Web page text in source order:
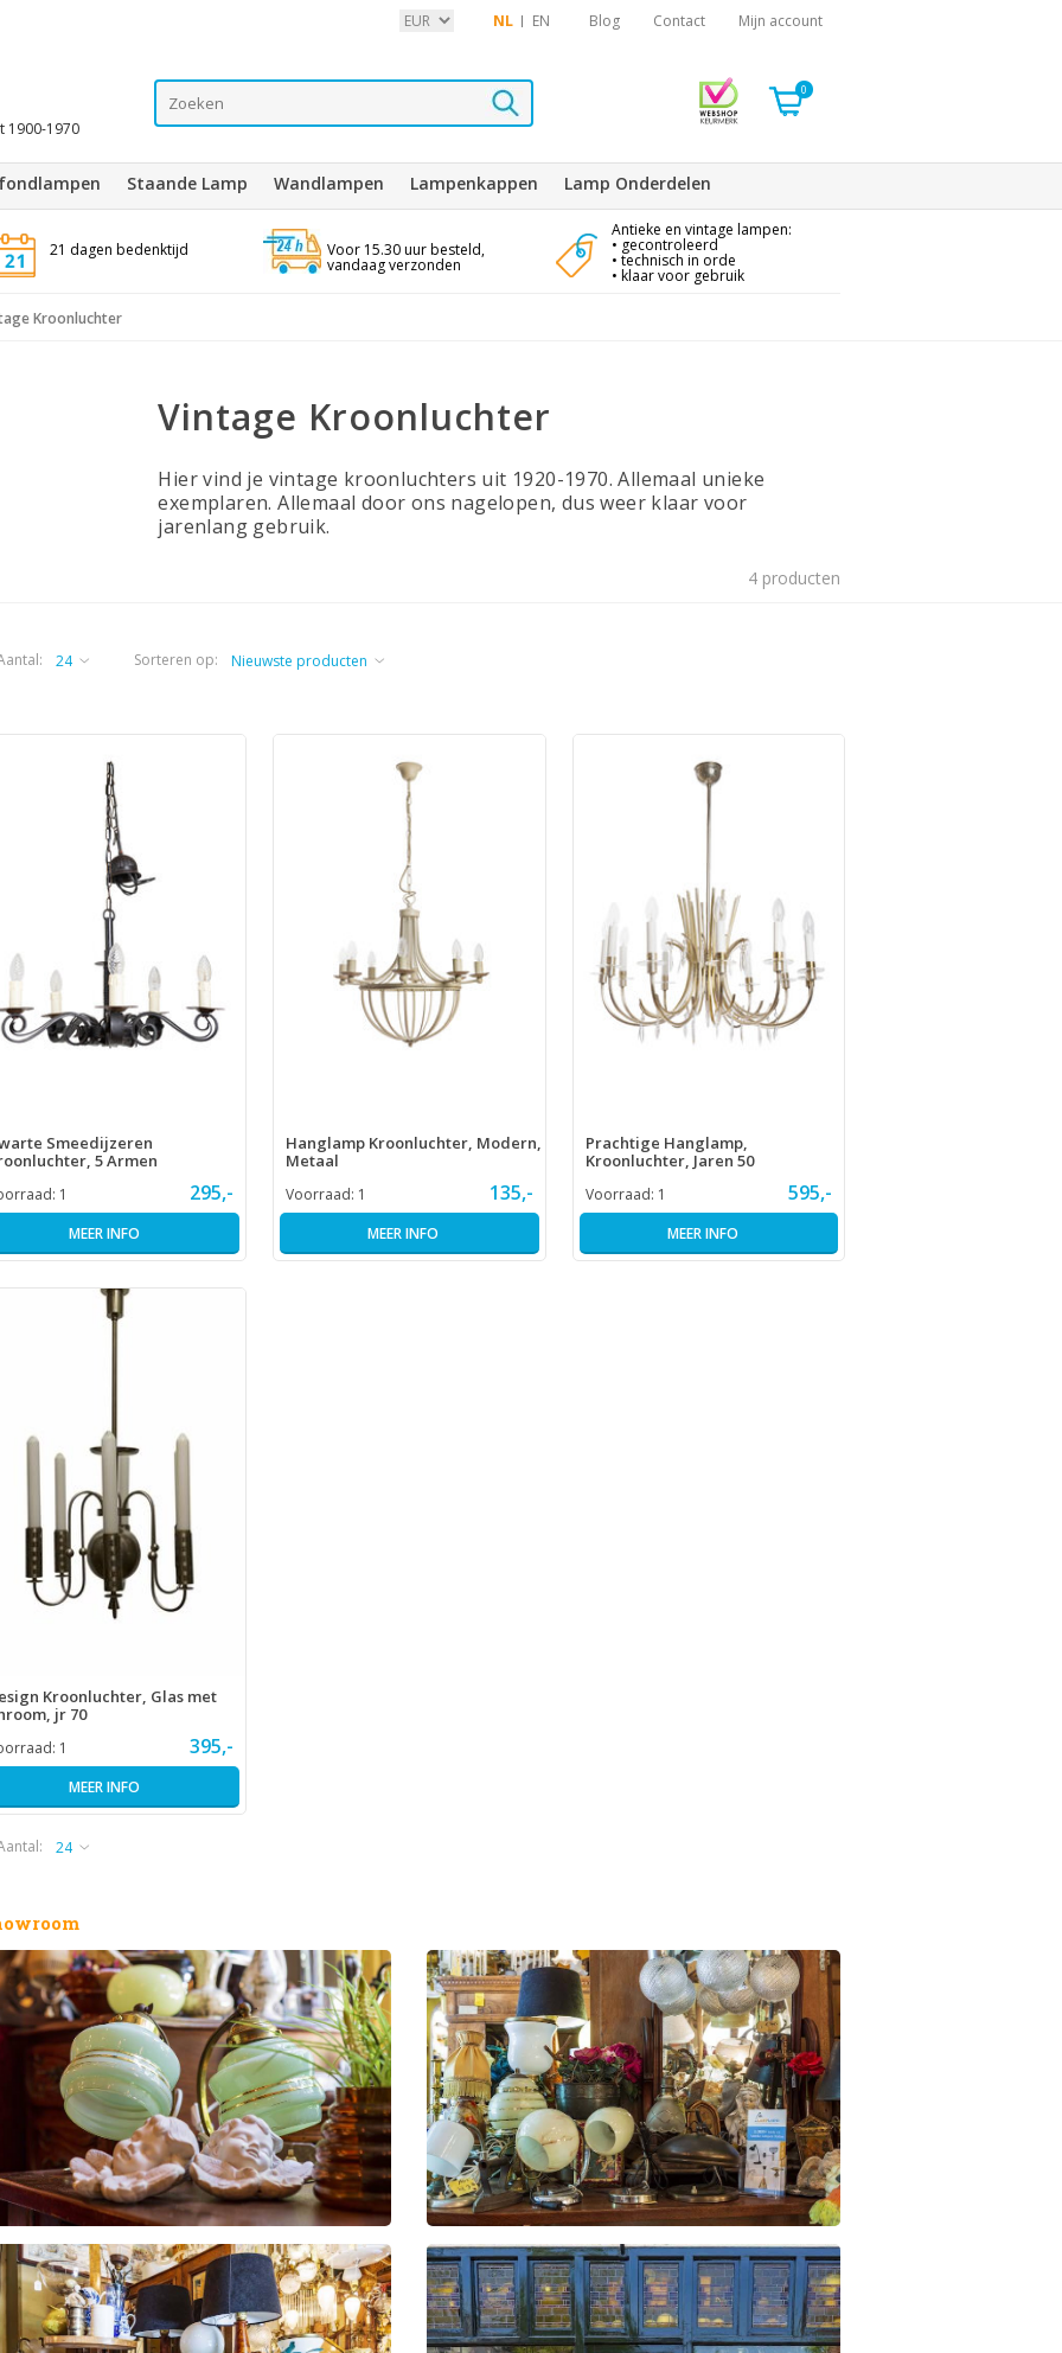
NL EN Blog Contact Mijn account
1900-1970
0
Staande Lamp Wandlampen Lampenkappen Lamp Onderdelen
21 dagen bedenktijd Voor 15.30 uur besteld,
vandaag verzonden
Antieke en vintage lampen:
• gecontroleerd
• technisch in orde
• klaar voor gebruik
Kroonluchter
Vintage Kroonluchter
Hier vind je vintage kroonluchters uit 1920-1970. Allemaal unieke
exemplaren. Allemaal door ons nagelopen, dus weer klaar voor
jarenlang gebruik.
4 producten
Sorteren op:
Smeedijzeren
5 Armen
1 295,-
MEER INFO
Hanglamp Kroonluchter, Modern,
Metaal
Voorraad: 1 135,-
MEER INFO
Prachtige Hanglamp,
Kroonluchter, Jaren 50
Voorraad: 1 595,-
MEER INFO
Kroonluchter, Glas met
jr 70
1 395,-
MEER INFO